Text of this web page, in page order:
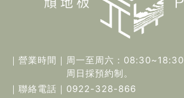
｜營業時間｜ 周一至周六：08:30~18:30
周日採預約制。
｜聯絡電話｜ 0922-328-866